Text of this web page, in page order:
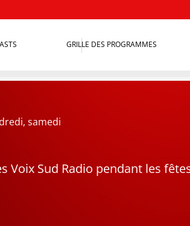
GRILLE DES PROGRAMMES
samedi
Voix Sud Radio pendant les